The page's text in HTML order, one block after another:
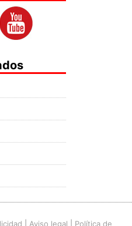
Aviso legal Política de